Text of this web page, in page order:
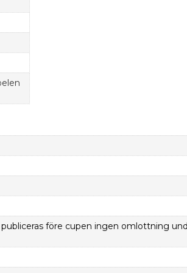
före cupen ingen omlottning